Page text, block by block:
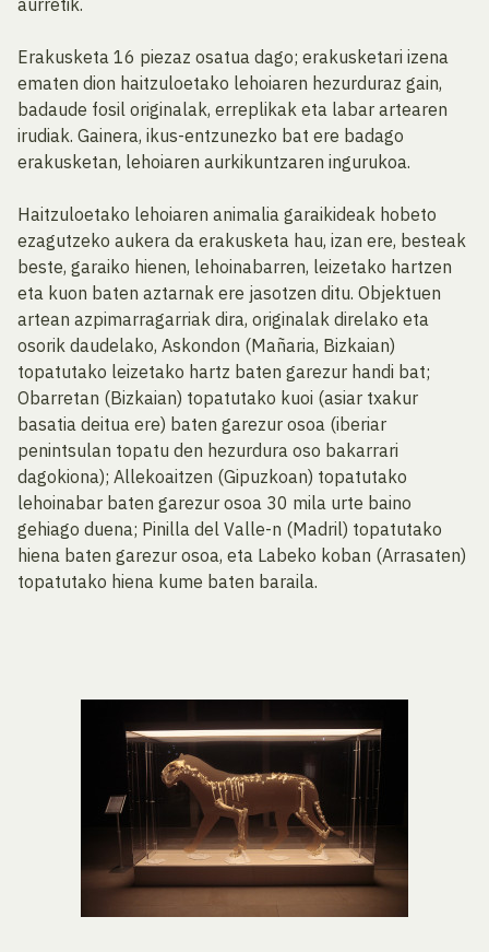
Erakusketa 16 piezaz osatua dago; erakusketari izena
ematen dion haitzuloetako lehoiaren hezurduraz gain,
badaude fosil originalak, erreplikak eta labar artearen
irudiak. Gainera, ikus-entzunezko bat ere badago
erakusketan, lehoiaren aurkikuntzaren ingurukoa.
Haitzuloetako lehoiaren animalia garaikideak hobeto
ezagutzeko aukera da erakusketa hau, izan ere, besteak
beste, garaiko hienen, lehoinabarren, leizetako hartzen
eta kuon baten aztarnak ere jasotzen ditu. Objektuen
artean azpimarragarriak dira, originalak direlako eta
osorik daudelako, Askondon (Mañaria, Bizkaian)
topatutako leizetako hartz baten garezur handi bat;
Obarretan (Bizkaian) topatutako kuoi (asiar txakur
basatia deitua ere) baten garezur osoa (iberiar
penintsulan topatu den hezurdura oso bakarrari
dagokiona); Allekoaitzen (Gipuzkoan) topatutako
lehoinabar baten garezur osoa 30 mila urte baino
gehiago duena; Pinilla del Valle-n (Madril) topatutako
hiena baten garezur osoa, eta Labeko koban (Arrasaten)
topatutako hiena kume baten baraila.